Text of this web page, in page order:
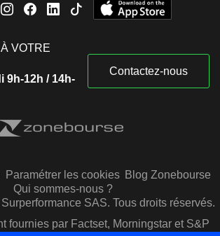
VOTRE
9h-12h / 14h-
Contactez-nous
Paramétrer les cookies Blog Zonebourse
Qui sommes-nous ?
SAS. Tous droits réservés.
fournies par Factset, Morningstar et S&P